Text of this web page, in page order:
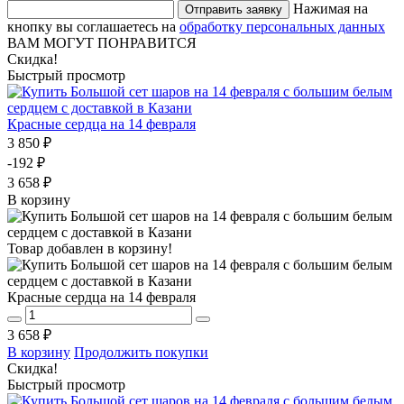
Отправить заявку
Нажимая на
кнопку вы соглашаетесь на обработку персональных данных
ВАМ МОГУТ ПОНРАВИТСЯ
Скидка!
Быстрый просмотр
Красные сердца на 14 февраля
3 850 ₽
-192 ₽
3 658 ₽
В корзину
Товар добавлен в корзину!
Красные сердца на 14 февраля
3 658 ₽
В корзину Продолжить покупки
Скидка!
Быстрый просмотр